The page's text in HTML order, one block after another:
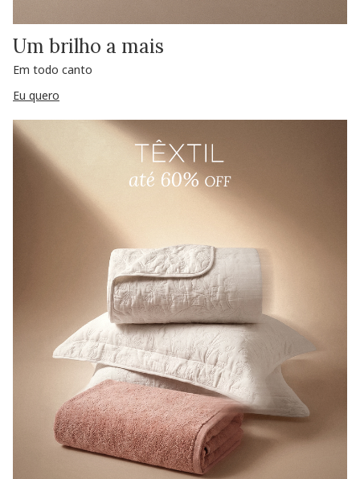
Um brilho a mais
Em todo canto
Eu quero